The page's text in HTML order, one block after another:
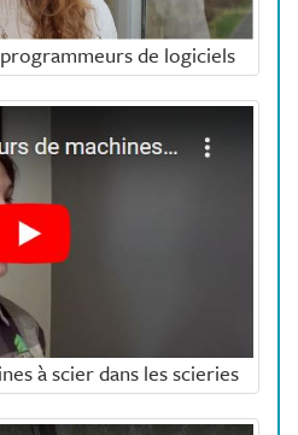
de logiciels
à scier dans les scieries